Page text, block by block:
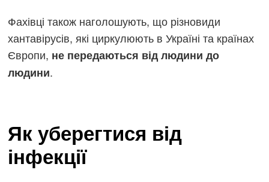
Фахівці також наголошують, що різновиди
хантавірусів, які циркулюють в Україні та країнах
Європи, не передаються від людини до
людини.
Як уберегтися від
інфекції